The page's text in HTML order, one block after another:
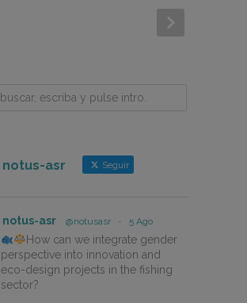
notus-asr Seguir
notus-asr @notusasr · 5 Ago
How can we integrate gender
perspective into innovation and
eco-design projects in the fishing
sector?